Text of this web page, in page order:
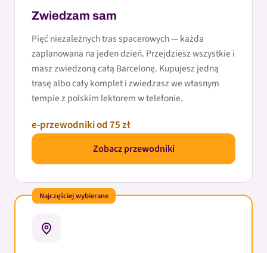
Zwiedzam sam
Pięć niezależnych tras spacerowych — każda
zaplanowana na jeden dzień. Przejdziesz wszystkie i
masz zwiedzoną całą Barcelonę. Kupujesz jedną
trasę albo cały komplet i zwiedzasz we własnym
tempie z polskim lektorem w telefonie.
e-przewodniki od 75 zł
Zobacz przewodniki
Najczęściej wybierane